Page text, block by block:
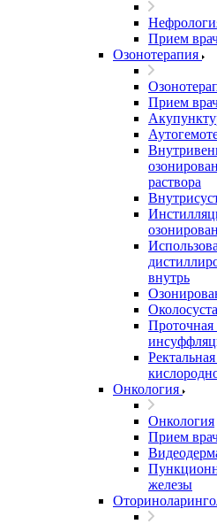
Прием
Озонотерапия
Прием
раствора
внутрь
Проточная
Онкология
Онкология
Прием
железы